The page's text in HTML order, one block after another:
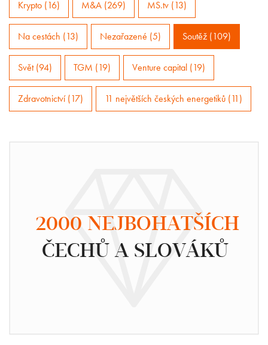
Krypto (16) M&A (269) MS.tv (13)
Na cestách (13) Nezařazené (5) Soutěž (109)
Svět (94) TGM (19) Venture capital (19)
Zdravotnictví (17) 11 největších českých energetiků (11)
2000 NEJBOHATŠÍCH
ČECHŮ A SLOVÁKŮ